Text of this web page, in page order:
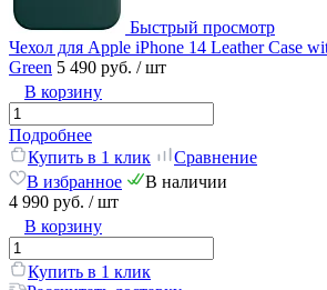
Быстрый просмотр
Чехол для Apple iPhone 14 Leather Case
Green 5 490 руб. / шт
В корзину
Подробнее
Купить в 1 клик
Сравнение
В избранное
В наличии
4 990 руб. / шт
В корзину
Купить в 1 клик